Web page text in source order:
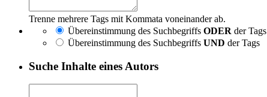
Trenne mehrere Tags mit Kommata voneinander ab.
Übereinstimmung des Suchbegriffs ODER der Tags
Übereinstimmung des Suchbegriffs UND der Tags
Suche Inhalte eines Autors